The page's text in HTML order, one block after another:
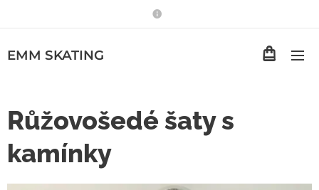
EMM SKATING
Růžovošedé šaty s
kamínky